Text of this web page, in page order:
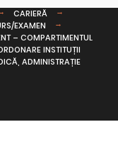
CARIERĂ
EXAMEN
– COMPARTIMENTUL
INSTITUȚII
ADMINISTRAȚIE